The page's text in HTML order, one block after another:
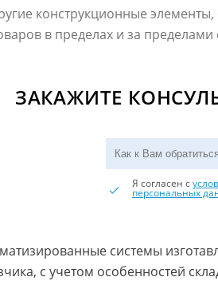
конструкционные
в пределах и за пределами
ЗАКАЖИТЕ
Я согласен с
персональных
системы
с учетом особенностей